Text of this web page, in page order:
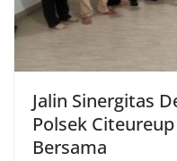
Jalin Sinergitas
Polsek
Bersama